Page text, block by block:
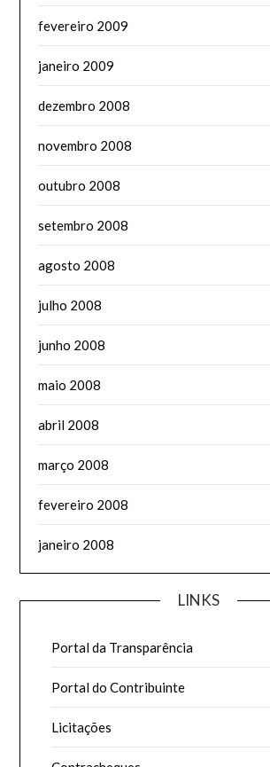
fevereiro 2009
janeiro 2009
dezembro 2008
novembro 2008
outubro 2008
setembro 2008
agosto 2008
julho 2008
junho 2008
maio 2008
abril 2008
março 2008
fevereiro 2008
janeiro 2008
LINKS
Portal da Transparência
Portal do Contribuinte
Licitações